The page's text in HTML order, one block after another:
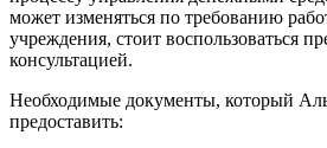
может изменяться по требованию
учреждения, стоит воспользоваться
консультацией.
Необходимые документы, который
предоставить: